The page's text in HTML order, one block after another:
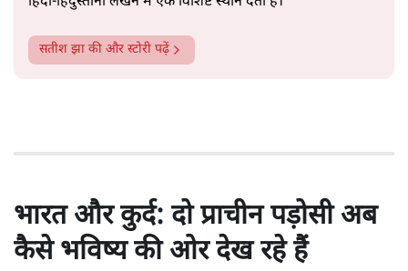
सतीश झा की और स्टोरी पढ़ें
भारत और कुर्द: दो प्राचीन पड़ोसी अब
कैसे भविष्य की ओर देख रहे हैं